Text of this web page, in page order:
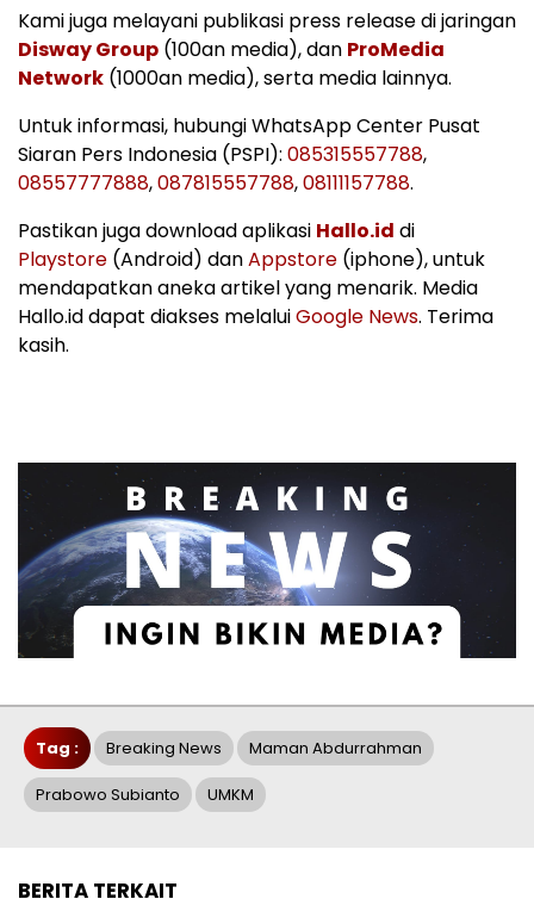
Kami juga melayani publikasi press release di jaringan
Disway Group (100an media), dan ProMedia
Network (1000an media), serta media lainnya.
Untuk informasi, hubungi WhatsApp Center Pusat
Siaran Pers Indonesia (PSPI): 085315557788,
08557777888,087815557788,08111157788.
Pastikan juga download aplikasi Hallo.id di
Playstore (Android) danAppstore (iphone), untuk
mendapatkan aneka artikel yang menarik. Media
Hallo.id dapat diakses melaluiGoogle News. Terima
kasih.
Tag : Breaking News Maman Abdurrahman
Prabowo Subianto UMKM
BERITA TERKAIT